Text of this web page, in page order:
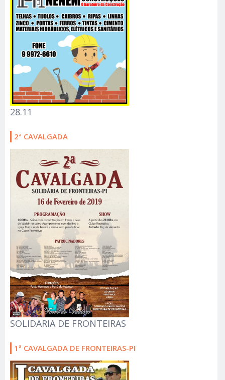
28.11
2ª CAVALGADA
SOLIDARIA DE FRONTEIRAS
1ª CAVALGADA DE FRONTEIRAS-PI